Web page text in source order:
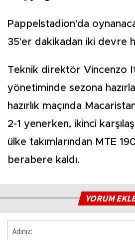
Pappelstadion'da
35'er dakikadan iki devre
Teknik direktör Vincenzo
yönetiminde sezona
hazırlık maçında
2-1 yenerken, ikinci
ülke takımlarından MTE
berabere kaldı.
YORUM